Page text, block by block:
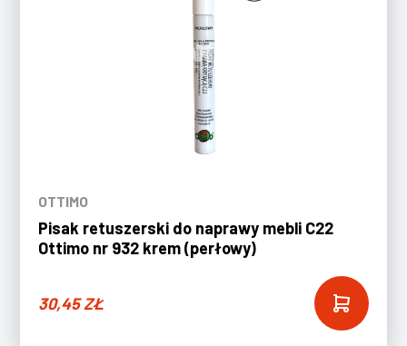
OTTIMO
Pisak retuszerski do naprawy mebli C22
Ottimo nr 932 krem (perłowy)
30,45ZŁ